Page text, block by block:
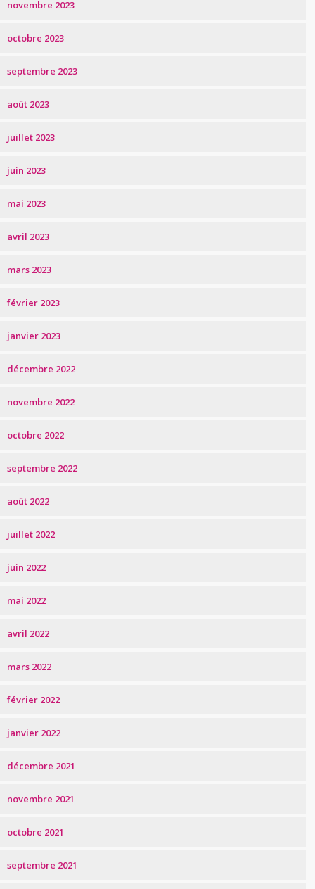
novembre 2023
octobre 2023
septembre 2023
août 2023
juillet 2023
juin 2023
mai 2023
avril 2023
mars 2023
février 2023
janvier 2023
décembre 2022
novembre 2022
octobre 2022
septembre 2022
août 2022
juillet 2022
juin 2022
mai 2022
avril 2022
mars 2022
février 2022
janvier 2022
décembre 2021
novembre 2021
octobre 2021
septembre 2021